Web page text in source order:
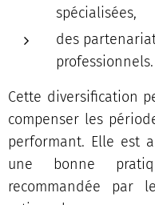
spécialisées,
des
professionnels.
Cette diversification
compenser les
performant. Elle est
une bonne
recommandée par